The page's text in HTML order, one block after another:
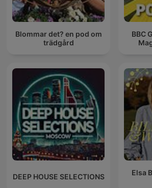
Blommar det? en pod om
trädgård
BBC
DEEP HOUSE SELECTIONS
Elsa